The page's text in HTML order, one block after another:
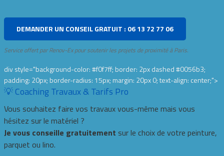
DEMANDER UN CONSEIL GRATUIT : 06 13 72 77 06
Service offert par Renov-Ex pour soutenir les projets de proximité à Paris.
div style="background-color: #f0f7ff; border: 2px dashed #0056b3;
padding: 20px; border-radius: 15px; margin: 20px 0; text-align: center;">
💡 Coaching Travaux & Tarifs Pro
Vous souhaitez faire vos travaux vous-même mais vous
hésitez sur le matériel ?
Je vous conseille gratuitement sur le choix de votre peinture,
parquet ou lino.